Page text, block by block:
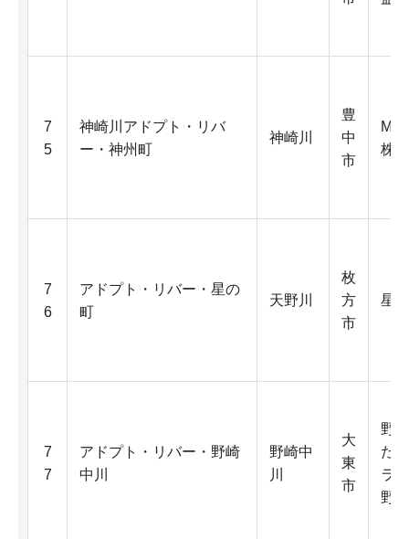
7
5
神崎川アドプト・リバ
ー・神州町
神崎川
豊
中
市
株
7
6
アドプト・リバー・星の
町
天野川
枚
方
市
星
7
7
アドプト・リバー・野崎
中川
野崎中
川
大
東
市
野
だ
ラブ
野